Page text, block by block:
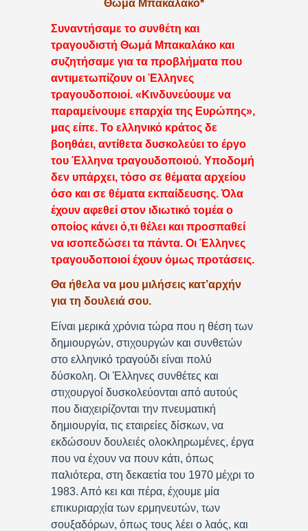
Θωμά Μπακαλάκο*
Συναντήσαμε το συνθέτη και
τραγουδιστή Θωμά Μπακαλάκο και
συζητήσαμε για τα προβλήματα που
αντιμετωπίζουν οι Έλληνες
τραγουδοποιοί. «Κινδυνεύουμε να
παραμείνουμε επαρχία της Ευρώπης»,
μας είπε. Το ελληνικό κράτος δε
βοηθάει, αντίθετα δυσκολεύει το έργο
του Έλληνα τραγουδοποιού. Υποδομή
δεν υπάρχει, τόσο σε θέματα αρχείου
όσο και σε θέματα εκπαίδευσης. Όλα
έχουν αφεθεί στον ιδιωτικό τομέα ο
οποίος κάνει ό,τι θέλει και προσπαθεί
να ισοπεδώσει τα πάντα. Οι Έλληνες
τραγουδοποιοί έχουν όμως προτάσεις.
Θα ήθελα να μου μιλήσεις κατ’αρχήν
για τη δουλειά σου.
Είναι μερικά χρόνια τώρα που η θέση των
δημιουργών, στιχουργών και συνθετών
στο ελληνικό τραγούδι είναι πολύ
δύσκολη. Οι Έλληνες συνθέτες και
στιχουργοί δυσκολεύονται από αυτούς
που διαχειρίζονται την πνευματική
δημιουργία, τις εταιρείες δίσκων, να
εκδώσουν δουλειές ολοκληρωμένες, έργα
που να έχουν να πουν κάτι, όπως
παλιότερα, στη δεκαετία του 1970 μέχρι το
1983. Από κει και πέρα, έχουμε μία
επικυριαρχία των ερμηνευτών, των
σουξαδόρων, όπως τους λέει ο λαός, και